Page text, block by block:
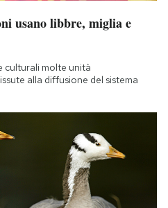
usano libbre, miglia e
culturali molte unità
alla diffusione del sistema